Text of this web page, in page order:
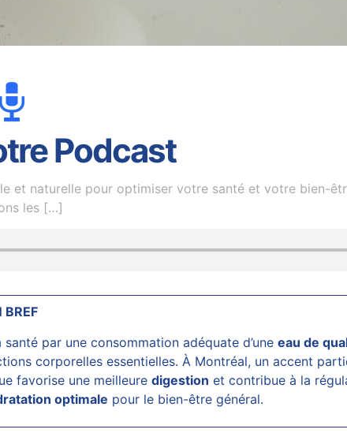
Podcast
et naturelle pour optimiser votre santé et votre bien-
les […]
BREF
par une consommation adéquate d’une eau de
corporelles essentielles. À Montréal, un accent
favorise une meilleure digestion et contribue à la
optimale pour le bien-être général.